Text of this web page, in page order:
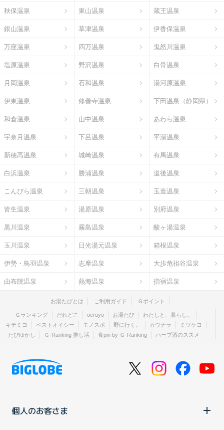
秋保温泉 東山温泉 蔵王温泉
銀山温泉 草津温泉 伊香保温泉
万座温泉 四万温泉 鬼怒川温泉
塩原温泉 野沢温泉 白骨温泉
月岡温泉 石和温泉 湯河原温泉
伊東温泉 修善寺温泉 下田温泉（静岡県）
和倉温泉 山中温泉 あわら温泉
宇奈月温泉 下呂温泉 平湯温泉
新穂高温泉 城崎温泉 有馬温泉
白浜温泉 勝浦温泉 道後温泉
こんぴら温泉 三朝温泉 玉造温泉
皆生温泉 湯原温泉 別府温泉
黒川温泉 霧島温泉 酸ヶ湯温泉
玉川温泉 日光湯元温泉 箱根温泉
伊勢・鳥羽温泉 志摩温泉 大歩危祖谷温泉
由布院温泉 熱海温泉 指宿温泉
お湯たびとは ご利用ガイド Ｇポイント
Ｇランキング だれどこ ocruyo お湯たび
わたしと、暮らし。
キテミヨ
ベストオイシー モノスポ 野に行く。 カウナラ
ミツケヨ
たびゆかし
Ｇ-Ranking 推し活 食pin by Ｇ-Ranking ハーブ酒のススメ
個人のお客さま